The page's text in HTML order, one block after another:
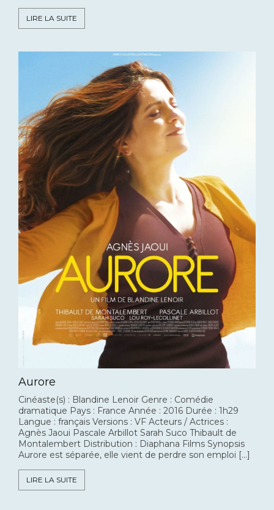
LIRE LA SUITE
Aurore
Cinéaste(s) : Blandine Lenoir Genre : Comédie
dramatique Pays : France Année : 2016 Durée : 1h29
Langue : français Versions : VF Acteurs / Actrices :
Agnès Jaoui Pascale Arbillot Sarah Suco Thibault de
Montalembert Distribution : Diaphana Films Synopsis
Aurore est séparée, elle vient de perdre son emploi […]
LIRE LA SUITE